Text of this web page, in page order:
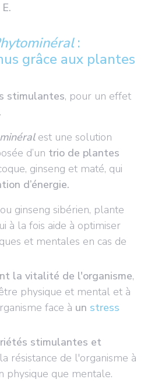
:
grâce aux plantes
stimulantes, pour un effet
est une solution
d’un trio de plantes
ginseng et maté, qui
d’énergie.
ou ginseng sibérien, plante
à la fois aide à optimiser
et mentales en cas de
la vitalité de l'organisme,
physique et mental et à
face à un stress
stimulantes et
résistance de l'organisme à
physique que mentale.